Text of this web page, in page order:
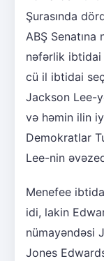
Şurasında
ABŞ
nəfərlik
cü il ibtidai
Jackson Lee-
və həmin ilin
Demokratlar
Lee-nin
Menefee
idi, lakin
nümayəndəsi
Jones